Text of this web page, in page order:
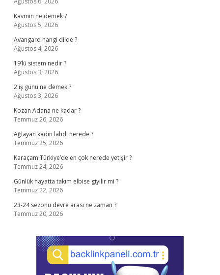
Kavmin ne demek ?
Ağustos 5, 2026
Avangard hangi dilde ?
Ağustos 4, 2026
19’lü sistem nedir ?
Ağustos 3, 2026
2 iş günü ne demek ?
Ağustos 3, 2026
Kozan Adana ne kadar ?
Temmuz 26, 2026
Ağlayan kadın lahdi nerede ?
Temmuz 25, 2026
Karaçam Türkiye’de en çok nerede yetişir ?
Temmuz 24, 2026
Günlük hayatta takım elbise giyilir mi ?
Temmuz 22, 2026
23-24 sezonu devre arası ne zaman ?
Temmuz 20, 2026